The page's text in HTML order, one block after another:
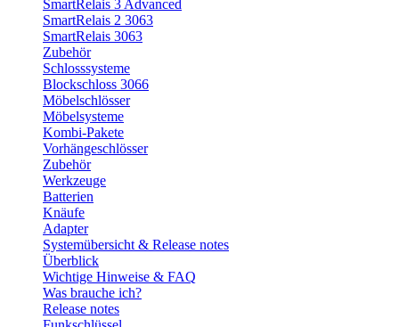
SmartRelais 3 Advanced
SmartRelais 2 3063
SmartRelais 3063
Zubehör
Schlosssysteme
Blockschloss 3066
Möbelschlösser
Möbelsysteme
Kombi-Pakete
Vorhängeschlösser
Zubehör
Werkzeuge
Batterien
Knäufe
Adapter
Systemübersicht & Release notes
Überblick
Wichtige Hinweise & FAQ
Was brauche ich?
Release notes